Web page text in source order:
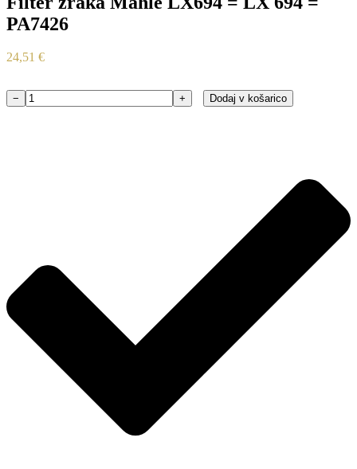
PA7426
24,51 €
Filter
− + Dodaj v košarico